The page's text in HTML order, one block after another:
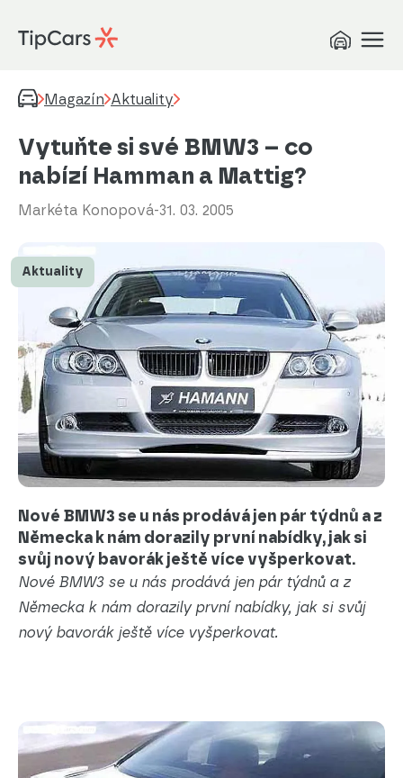
Magazín Aktuality
Vytuňte si své BMW3 – co
nabízí Hamman a Mattig?
Markéta Konopová-31. 03. 2005
Aktuality
Nové BMW3 se u nás prodává jen pár týdnů a z
Německa k nám dorazily první nabídky, jak si
svůj nový bavorák ještě více vyšperkovat.
Nové BMW3 se u nás prodává jen pár týdnů a z
Německa k nám dorazily první nabídky, jak si svůj
nový bavorák ještě více vyšperkovat.